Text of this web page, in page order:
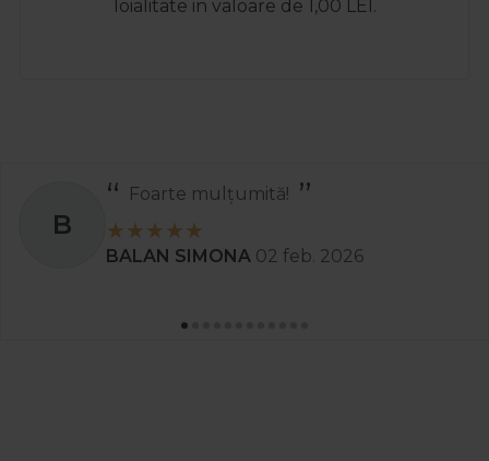
loialitate in valoare de 1,00 LEI.
B
Foarte mulțumită!
BALAN SIMONA 02 feb. 2026